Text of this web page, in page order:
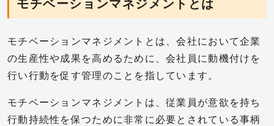
モチベーションマネジメントとは
モチベーションマネジメントとは、会社において企業
の生産性や成果を高めるために、会社員に動機付けを
行い行動を促す管理のことを指しています。
モチベーションマネジメントは、従業員が意欲を持ち
行動持続性を保つために非常に必要とされている事柄